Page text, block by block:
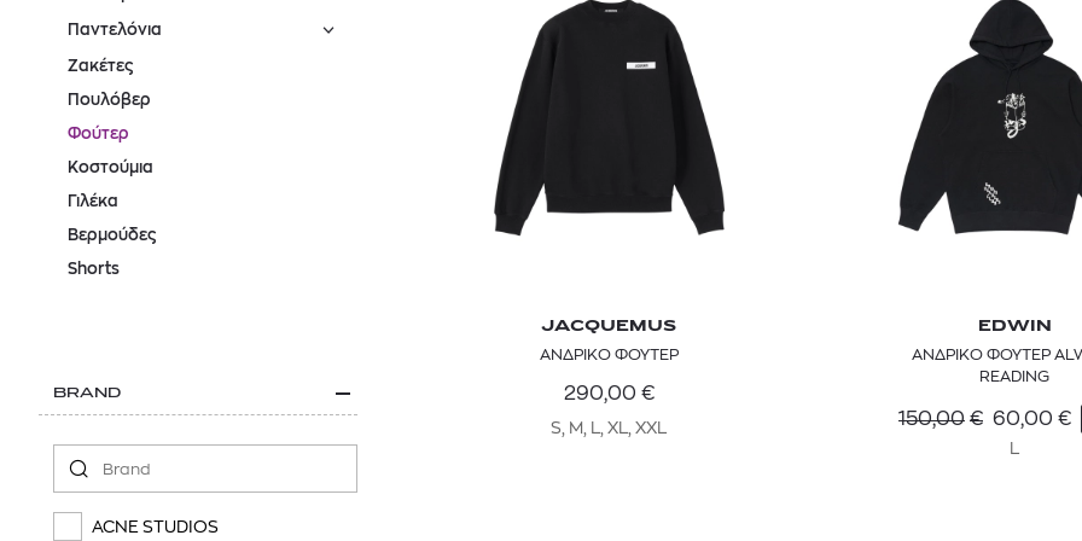
TOM FORD
365,00
ΓΥΑΛΙΑ ΗΛΙΟΥ A52S/ZVN4I0/52
MC2 SAINT
ΑΝΔΡΙΚΟ
Παντελόνια
Ζακέτες
Πουλόβερ
Φούτερ
Κοστούμια
Γιλέκα
Βερμούδες
Shorts
BRAND
ACNE STUDIOS
JACQUEMUS
ΑΝΔΡΙΚΟ ΦΟΥΤΕΡ
290,00 €
S, M, L, XL, XXL
EDWIN
ΑΝΔΡΙΚΟ ΦΟΥΤΕΡ
READING
150,00 € 60,00 €